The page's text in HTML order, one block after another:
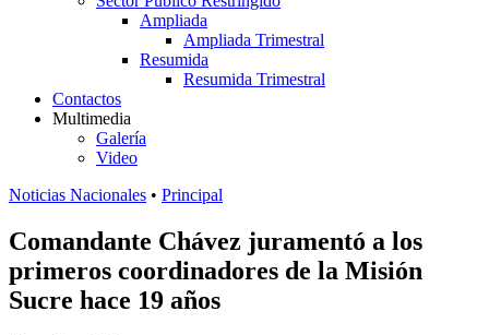
Ampliada
Ampliada Trimestral
Resumida
Resumida Trimestral
Contactos
Multimedia
Galería
Video
Noticias Nacionales • Principal
Comandante Chávez juramentó a los
primeros coordinadores de la Misión
Sucre hace 19 años